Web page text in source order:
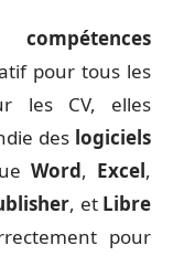
compétences
pour tous les
les CV, elles
des logiciels
Word, Excel,
, et Libre
pour